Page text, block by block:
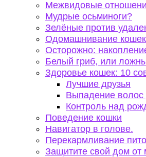
Межвидовые
Мудрые осьминоги?
Зелёные против
Одомашнивание кошек
Осторожно:
Белый гриб, или
Здоровье кошек: 10
Лучшие друзья
Выпадение волос
Контроль над
Поведение кошки
Навигатор в голове.
Перекармливание
Защитите свой дом